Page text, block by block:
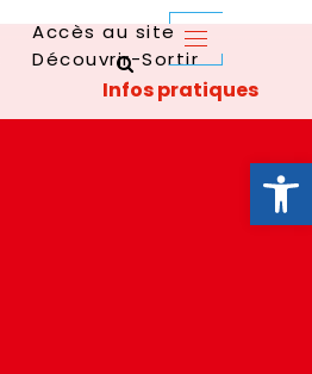
Ouvrir
Accès au site
Découvrir-Sortir